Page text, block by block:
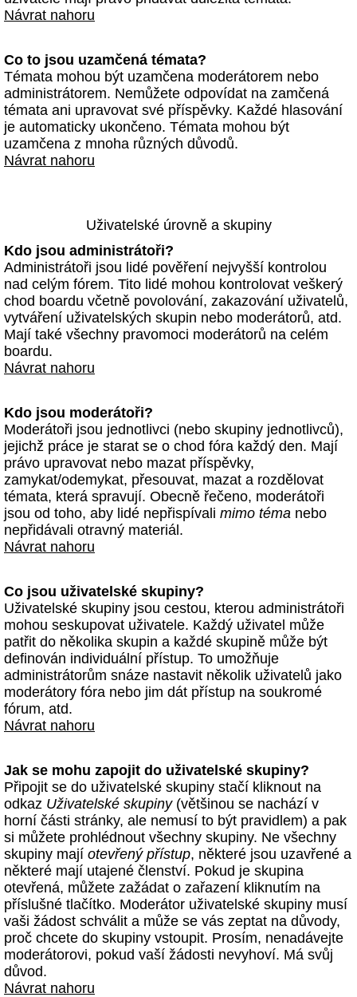
Návrat nahoru
Co to jsou uzamčená témata?
Témata mohou být uzamčena moderátorem nebo
administrátorem. Nemůžete odpovídat na zamčená
témata ani upravovat své příspěvky. Každé hlasování
je automaticky ukončeno. Témata mohou být
uzamčena z mnoha různých důvodů.
Návrat nahoru
Uživatelské úrovně a skupiny
Kdo jsou administrátoři?
Administrátoři jsou lidé pověření nejvyšší kontrolou
nad celým fórem. Tito lidé mohou kontrolovat veškerý
chod boardu včetně povolování, zakazování uživatelů,
vytváření uživatelských skupin nebo moderátorů, atd.
Mají také všechny pravomoci moderátorů na celém
boardu.
Návrat nahoru
Kdo jsou moderátoři?
Moderátoři jsou jednotlivci (nebo skupiny jednotlivců),
jejichž práce je starat se o chod fóra každý den. Mají
právo upravovat nebo mazat příspěvky,
zamykat/odemykat, přesouvat, mazat a rozdělovat
témata, která spravují. Obecně řečeno, moderátoři
jsou od toho, aby lidé nepřispívali mimo téma nebo
nepřidávali otravný materiál.
Návrat nahoru
Co jsou uživatelské skupiny?
Uživatelské skupiny jsou cestou, kterou administrátoři
mohou seskupovat uživatele. Každý uživatel může
patřit do několika skupin a každé skupině může být
definován individuální přístup. To umožňuje
administrátorům snáze nastavit několik uživatelů jako
moderátory fóra nebo jim dát přístup na soukromé
fórum, atd.
Návrat nahoru
Jak se mohu zapojit do uživatelské skupiny?
Připojit se do uživatelské skupiny stačí kliknout na
odkaz Uživatelské skupiny(většinou se nachází v
horní části stránky, ale nemusí to být pravidlem) a pak
si můžete prohlédnout všechny skupiny. Ne všechny
skupiny mají otevřený přístup, některé jsou uzavřené a
některé mají utajené členství. Pokud je skupina
otevřená, můžete zažádat o zařazení kliknutím na
příslušné tlačítko. Moderátor uživatelské skupiny musí
vaši žádost schválit a může se vás zeptat na důvody,
proč chcete do skupiny vstoupit. Prosím, nenadávejte
moderátorovi, pokud vaší žádosti nevyhoví. Má svůj
důvod.
Návrat nahoru